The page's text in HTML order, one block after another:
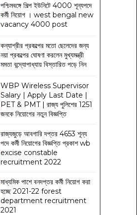
পশ্চিমবঙ্গে শিল্প ইউনিটে 4000 শূন্যপদে
কর্মী নিয়োগ । west bengal new
vacancy 4000 post
কন্যাশ্রীর প্রকল্পের মতো ছেলেদের জন্য
নয়া প্রকল্পের ঘোষণা করলেন মুখ্যমন্ত্রী
মমতা বন্দ্যোপাধ্যায় বিস্তারিত পড়ে নিন
WBP Wireless Supervisor
Salary | Apply Last Date |
PET & PMT | রাজ্য পুলিশের 1251
জনকে নিয়োগের নতুন বিজ্ঞপ্তি
রাজ্যজুড়ে আবগারি দপ্তর 4653 শূন্য
পদে কর্মী নিয়োগের বিজ্ঞপ্তি প্রকাশ wb
excise constable
recruitment 2022
মাধ্যমিক পাশে বনদপ্তর কর্মী নিয়োগ করা
হচ্ছে 2021-22 forest
department recruitment
2021